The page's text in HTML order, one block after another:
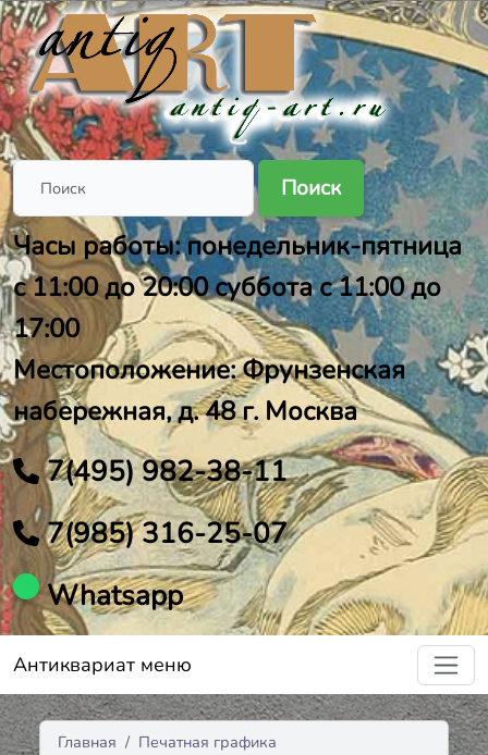
Поиск
Часы работы: понедельник-пятница
с 11:00 до 20:00 суббота с 11:00 до
17:00
Местоположение: Фрунзенская
набережная, д. 48 г. Москва
7(495) 982-38-11
7(985) 316-25-07
Whatsapp
Антиквариат меню
Главная
Печатная графика